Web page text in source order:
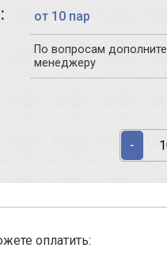
от 10 пар
По вопросам
менеджеру
-
оплатить: